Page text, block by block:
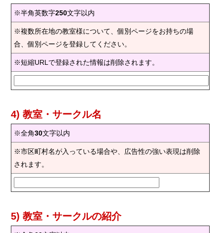
※半角英数字250文字以内
※複数所在地の教室様について、個別ページをお持ちの場
合、個別ページを登録してください。
※短縮URLで登録された情報は削除されます。
4) 教室・サークル名
※全角30文字以内
※市区町村名が入っている場合や、広告性の強い表現は削除
されます。
5) 教室・サークルの紹介